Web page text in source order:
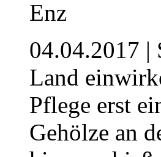
04.04.2017 |
Land
Pflege erst
Gehölze an